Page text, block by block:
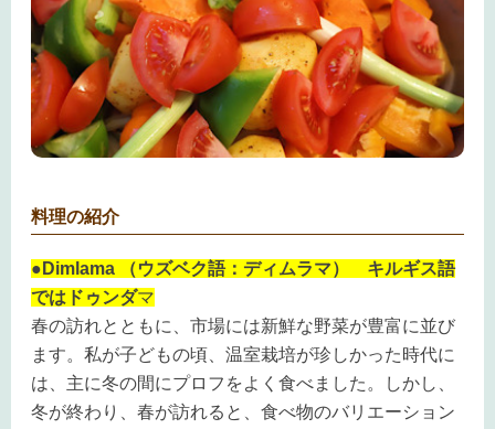
料理の紹介
●Dimlama （ウズベク語：ディムラマ） キルギス語
ではドゥンダマ
春の訪れとともに、市場には新鮮な野菜が豊富に並び
ます。私が子どもの頃、温室栽培が珍しかった時代に
は、主に冬の間にプロフをよく食べました。しかし、
冬が終わり、春が訪れると、食べ物のバリエーション